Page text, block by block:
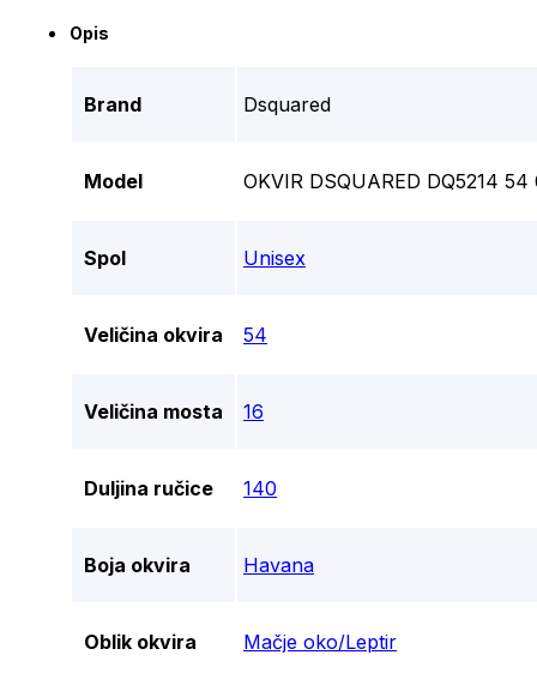
Opis
Brand Dsquared
Model OKVIR DSQUARED DQ5214 54
Spol Unisex
Veličina okvira 54
Veličina mosta 16
Duljina ručice 140
Boja okvira Havana
Oblik okvira Mačje oko/Leptir